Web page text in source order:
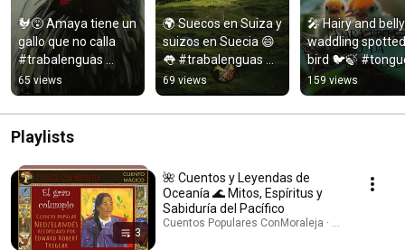
🐓😵 Amaya tiene un
gallo que no calla
#trabalenguas
#retoverbal
65 views
🌍 Suecos en Suiza y
suizos en Suecia 😄
👅 #trabalenguas
#shorts
69 views
🎤 Hairy and
waddling spotted
bird 🐦🍃
twister
159 views
Playlists
3
🌺 Cuentos y Leyendas de
Oceanía 🌊 Mitos, Espíritus y
Sabiduría del Pacífico
Cuentos Populares ConMoraleja · Playlist